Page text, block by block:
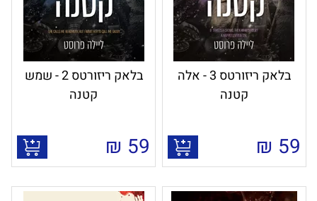
בלאק ריזורטס 3 - אלה
קטנה
59
₪
בלאק ריזורטס 2 - שמש
קטנה
59
₪